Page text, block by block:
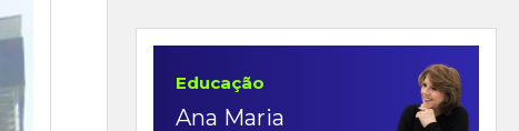
Educação
Ana Maria